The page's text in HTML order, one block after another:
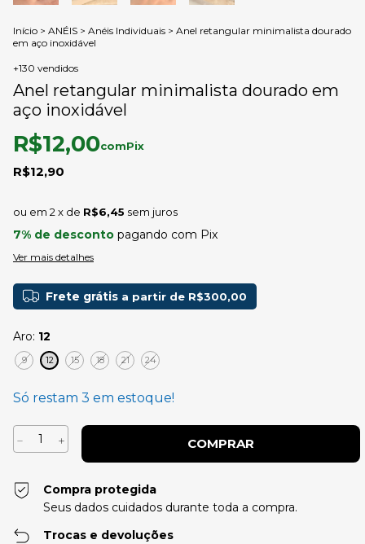
Início > ANÉIS > Anéis Individuais > Anel retangular minimalista dourado
em aço inoxidável
+130 vendidos
Anel retangular minimalista dourado em
aço inoxidável
R$12,90
R$12,00comPix
2 x de R$6,45 sem juros
7% de desconto pagando com Pix
Ver mais detalhes
Frete grátis a partir de R$300,00
Aro: 12
9 12 15 18 21 24
Só restam 3 em estoque!
Compra protegida
Seus dados cuidados durante toda a compra.
Trocas e devoluções